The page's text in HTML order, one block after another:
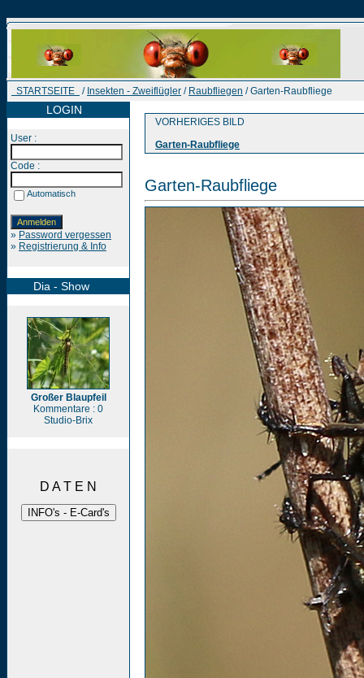
STARTSEITE / Insekten - Zweiflügler / Raubfliegen / Garten-Raubfliege
LOGIN
User :
Code :
Automatisch
» Password vergessen
» Registrierung & Info
Dia - Show
Großer Blaupfeil
Kommentare : 0
Studio-Brix
D A T E N
VORHERIGES BILD
Garten-Raubfliege
Garten-Raubfliege